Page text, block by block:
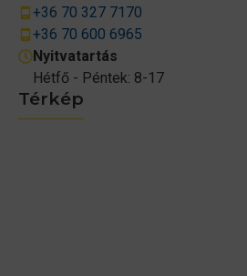
Térkép
+36 70 327 7170
+36 70 600 6965
Nyitvatartás
Hétfő - Péntek: 8-17